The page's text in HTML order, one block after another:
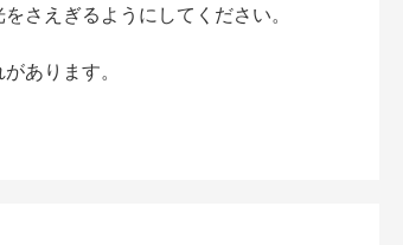
さえぎるようにしてください。
あります。